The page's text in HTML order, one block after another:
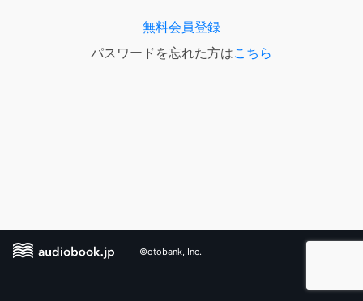
無料会員登録
パスワードを忘れた方はこちら
©otobank, Inc.